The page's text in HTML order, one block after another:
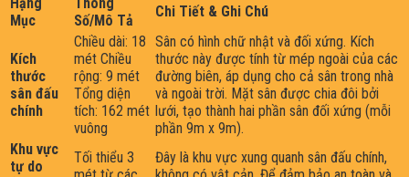
Mục
Số/Mô Tả
Chi Tiết & Ghi Chú
Kích
thước
sân đấu
chính
Chiều dài: 18
mét Chiều
rộng: 9 mét
Tổng diện
tích: 162 mét
vuông
Sân có hình chữ nhật và đối xứng. Kích
thước này được tính từ mép ngoài của các
đường biên, áp dụng cho cả sân trong nhà
và ngoài trời. Mặt sân được chia đôi bởi
lưới, tạo thành hai phần sân đối xứng (mỗi
phần 9m x 9m).
Khu vực
tự do
Tối thiểu 3
Đây là khu vực xung quanh sân đấu chính,